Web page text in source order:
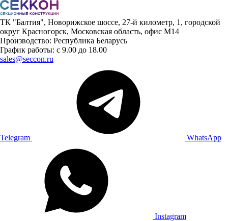
ТК "Балтия", Новорижское шоссе, 27-й километр, 1, городской
округ Красногорск, Московская область, офис М14
Производство: Республика Беларусь
График работы: с 9.00 до 18.00
sales@seccon.ru
Telegram WhatsApp
Instagram